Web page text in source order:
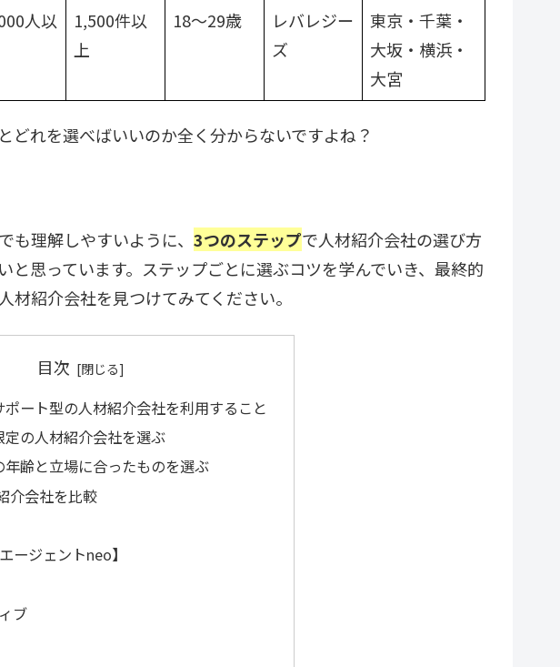
人以
1,500件以
上
18～29歳
レバレジー
ズ
東京・千葉・
大坂・横浜・
大宮
どれを選べばいいのか全く分からないですよね？
も理解しやすいように、 3つのステップで人材紹介会社の選び方
と思っています。ステップごとに選ぶコツを学んでいき、最終的
材紹介会社を見つけてみてください。
目次
ート型の人材紹介会社を利用すること
の人材紹介会社を選ぶ
齢と立場に合ったものを選ぶ
介会社を比較
ージェントneo】
ブ